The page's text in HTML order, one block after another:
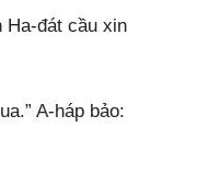
Ha-đát cầu xin
A-háp bảo: